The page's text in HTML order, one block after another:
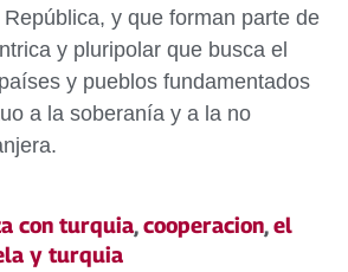
y que forman parte de
y pluripolar que busca el
y pueblos fundamentados
a la soberanía y a la no
con turquia,cooperacion,el
y turquia